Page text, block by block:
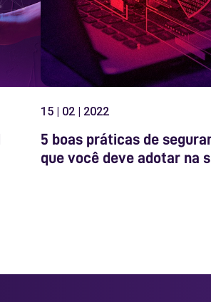
15 | 02 | 2022
5 boas práticas de
que você deve adotar na